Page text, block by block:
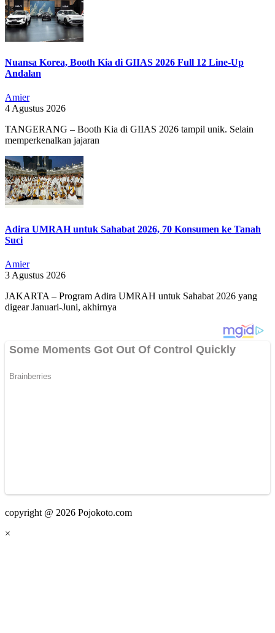
Nuansa Korea, Booth Kia di GIIAS 2026 Full 12 Line-Up
Andalan
Amier
4 Agustus 2026
TANGERANG – Booth Kia di GIIAS 2026 tampil unik. Selain
memperkenalkan jajaran
Adira UMRAH untuk Sahabat 2026, 70 Konsumen ke Tanah
Suci
Amier
3 Agustus 2026
JAKARTA – Program Adira UMRAH untuk Sahabat 2026 yang
digear Januari-Juni, akhirnya
copyright @ 2026 Pojokoto.com
×